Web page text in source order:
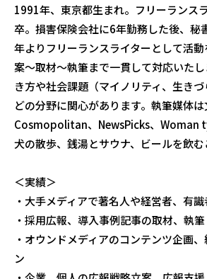
1991年、東京都生まれ。フリーランス
卒。損害保険会社に6年勤務した後、秘
年よりフリーランスライターとして活
案〜取材〜執筆まで一貫して対応いた
き方や社会課題（マイノリティ、生き
どの分野に関心があります。執筆媒体は
Cosmopolitan、NewsPicks、Woman
犬の散歩、銭湯とサウナ、ビールを飲む
＜実績＞
・大手メディアで著名人や経営者、有
・採用広報、導入事例記事の取材、執筆
・オウンドメディアのコンテンツ企画
ン